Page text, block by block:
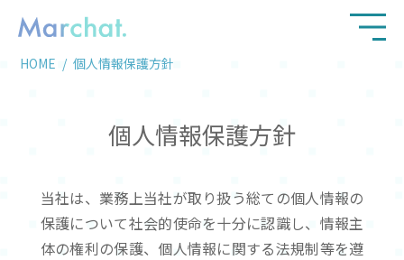
HOME 個人情報保護方針
個人情報保護方針
当社は、業務上当社が取り扱う総ての個人情報の
保護について社会的使命を十分に認識し、情報主
体の権利の保護、個人情報に関する法規制等を遵